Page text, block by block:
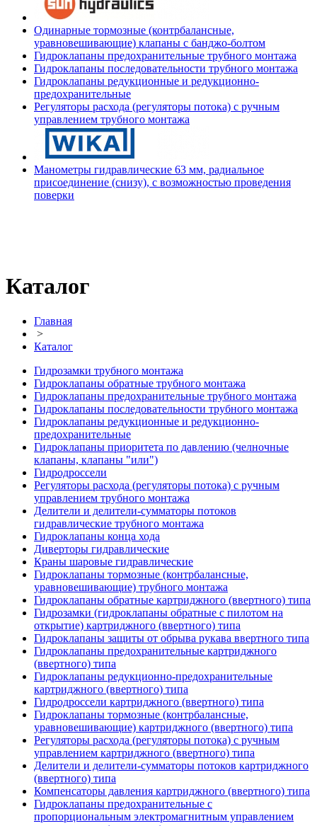
Одинарные тормозные (контрбалансные,
уравновешивающие) клапаны с банджо-болтом
Гидроклапаны предохранительные трубного монтажа
Гидроклапаны последовательности трубного монтажа
Гидроклапаны редукционные и редукционно-
предохранительные
Регуляторы расхода (регуляторы потока) с ручным
управлением трубного монтажа
Манометры гидравлические 63 мм, радиальное
присоединение (снизу), с возможностью проведения
поверки
Каталог
Главная
>
Каталог
Гидрозамки трубного монтажа
Гидроклапаны обратные трубного монтажа
Гидроклапаны предохранительные трубного монтажа
Гидроклапаны последовательности трубного монтажа
Гидроклапаны редукционные и редукционно-
предохранительные
Гидроклапаны приоритета по давлению (челночные
клапаны, клапаны "или")
Гидродроссели
Регуляторы расхода (регуляторы потока) с ручным
управлением трубного монтажа
Делители и делители-сумматоры потоков
гидравлические трубного монтажа
Гидроклапаны конца хода
Диверторы гидравлические
Краны шаровые гидравлические
Гидроклапаны тормозные (контрбалансные,
уравновешивающие) трубного монтажа
Гидроклапаны обратные картриджного (ввертного) типа
Гидрозамки (гидроклапаны обратные с пилотом на
открытие) картриджного (ввертного) типа
Гидроклапаны защиты от обрыва рукава ввертного типа
Гидроклапаны предохранительные картриджного
(ввертного) типа
Гидроклапаны редукционно-предохранительные
картриджного (ввертного) типа
Гидродроссели картриджного (ввертного) типа
Гидроклапаны тормозные (контрбалансные,
уравновешивающие) картриджного (ввертного) типа
Регуляторы расхода (регуляторы потока) с ручным
управлением картриджного (ввертного) типа
Делители и делители-сумматоры потоков картриджного
(ввертного) типа
Компенсаторы давления картриджного (ввертного) типа
Гидроклапаны предохранительные с
пропорциональным электромагнитным управлением